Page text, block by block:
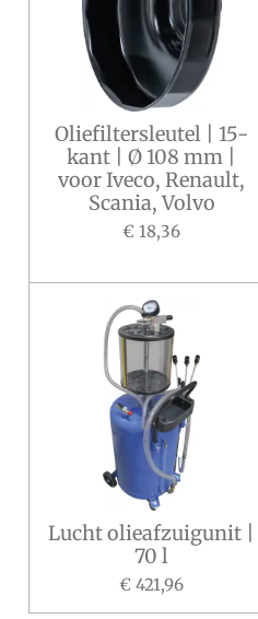
Oliefiltersleutel | 15-
kant | Ø 108 mm |
voor Iveco, Renault,
Scania, Volvo
€ 18,36
Lucht olieafzuigunit |
70 l
€ 421,96